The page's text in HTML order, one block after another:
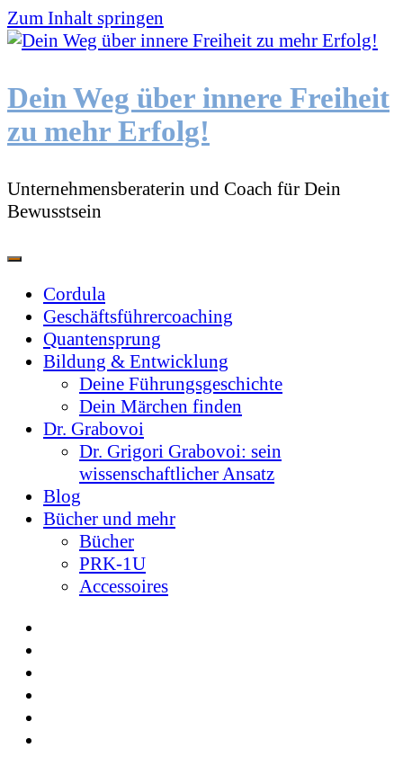
Zum Inhalt springen
Dein Weg über innere Freiheit
zu mehr Erfolg!
Unternehmensberaterin und Coach für Dein
Bewusstsein
Cordula
Geschäftsführercoaching
Quantensprung
Bildung & Entwicklung
Deine Führungsgeschichte
Dein Märchen finden
Dr. Grabovoi
Dr. Grigori Grabovoi: sein
wissenschaftlicher Ansatz
Blog
Bücher und mehr
Bücher
PRK-1U
Accessoires